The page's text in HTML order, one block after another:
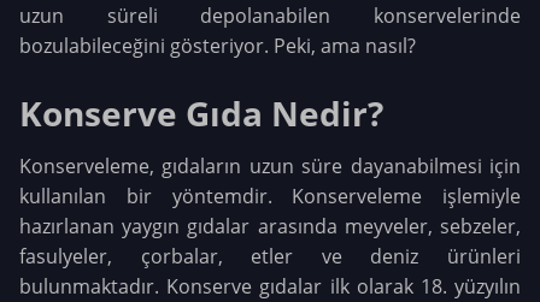
uzun süreli depolanabilen konservelerinde
bozulabileceğini gösteriyor. Peki, ama nasıl?
Konserve Gıda Nedir?
Konserveleme, gıdaların uzun süre dayanabilmesi için
kullanılan bir yöntemdir. Konserveleme işlemiyle
hazırlanan yaygın gıdalar arasında meyveler, sebzeler,
fasulyeler, çorbalar, etler ve deniz ürünleri
bulunmaktadır. Konserve gıdalar ilk olarak 18. yüzyılın